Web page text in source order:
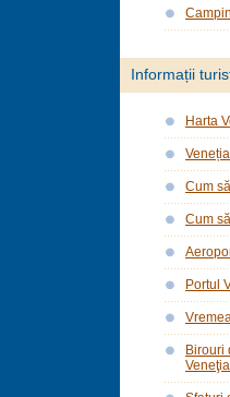
Informații
Harta
Veneția
Cum
Cum
Portul
Birouri
Veneţia